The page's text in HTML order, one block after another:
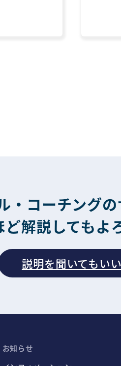
・コーチング
解説してもよ
説明を聞いてもいい
お知らせ